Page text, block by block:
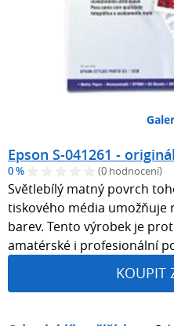
Epson S-041261 -
0 % (0 hodnocení)
Světlebílý matný povrch
tiskového média
barev. Tento výrobek je
amatérské i profesionální
KOUPIT